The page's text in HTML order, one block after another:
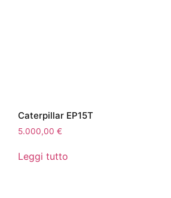
Caterpillar EP15T
5.000,00 €
Leggi tutto